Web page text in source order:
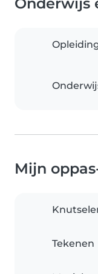
Onderwijs
Mijn
Tekenen